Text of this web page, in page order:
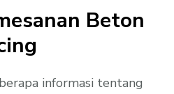
Beton
informasi tentang